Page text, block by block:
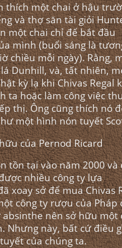
thích một chai ở hậu
và thợ săn tài giỏi
một chai chỉ để bắt đầu
mình(buổi sáng là
chiều mỗi ngày). Rằng,
Dunhill, và, tất nhiên,
kỳ lạ khi Chivas Regal
ta hoặc làm công việc
thị. Ông cũng thích nó
một hình nón tuyết
của Pernod Ricard
tồn tại vào năm 2000 và
nhiều công ty lựa
xoay sở để mua Chivas
công ty rượu của Pháp
nên sở hữu một
Nhưng này, bất cứ điều
của chúng ta.